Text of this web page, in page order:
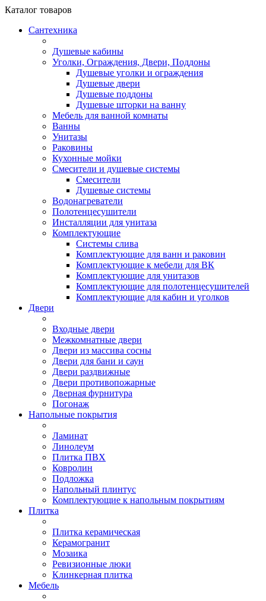
Каталог товаров
Сантехника
Душевые кабины
Уголки, Ограждения, Двери, Поддоны
Душевые уголки и ограждения
Душевые двери
Душевые поддоны
Душевые шторки на ванну
Мебель для ванной комнаты
Ванны
Унитазы
Раковины
Кухонные мойки
Смесители и душевые системы
Смесители
Душевые системы
Водонагреватели
Полотенцесушители
Инсталляции для унитаза
Комплектующие
Системы слива
Комплектующие для ванн и раковин
Комплектующие к мебели для ВК
Комплектующие для унитазов
Комплектующие для полотенцесушителей
Комплектующие для кабин и уголков
Двери
Входные двери
Межкомнатные двери
Двери из массива сосны
Двери для бани и саун
Двери раздвижные
Двери противопожарные
Дверная фурнитура
Погонаж
Напольные покрытия
Ламинат
Линолеум
Плитка ПВХ
Ковролин
Подложка
Напольный плинтус
Комплектующие к напольным покрытиям
Плитка
Плитка керамическая
Керамогранит
Мозаика
Ревизионные люки
Клинкерная плитка
Мебель